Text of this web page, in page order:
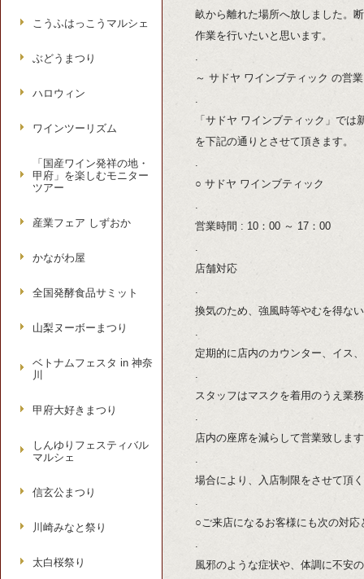
畝から離れた場所へ放しました。
作業を行いたいと思います。
.
～ サドヤ ワインブティック の営
.
「サドヤ ワインブティック」で
を下記の通りとさせて頂きます。
.
○ サドヤ ワインブティック
.
営業時間 : 10：00 ～ 17：00
.
店舗対応
.
換気のため、強風時等やむを得な
.
定期的に店内のカウンター、イス
.
スタッフはマスクを着用のうえ業
.
店内の座席を減らして営業致しま
.
場合により、入店制限をさせて頂
.
○ご来店になるお客様にも次の対
.
風邪のような症状や、体調に不安
こうふはっこうマルシェ
ぶどうまつり
ハロウィン
ワインツーリズム
「国産ワイン発祥の地・
甲府」を楽しむモニター
ツアー
産業フェア しずおか
かながわ屋
全国発酵食品サミット
山梨ヌーボーまつり
ベトナムフェスタ in 神奈
川
甲府大好きまつり
しんゆりフェスティバル
マルシェ
信玄公まつり
川崎みなと祭り
太白桜祭り